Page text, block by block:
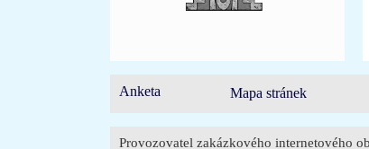
Anketa Mapa stránek
Provozovatel zakázkového internetového